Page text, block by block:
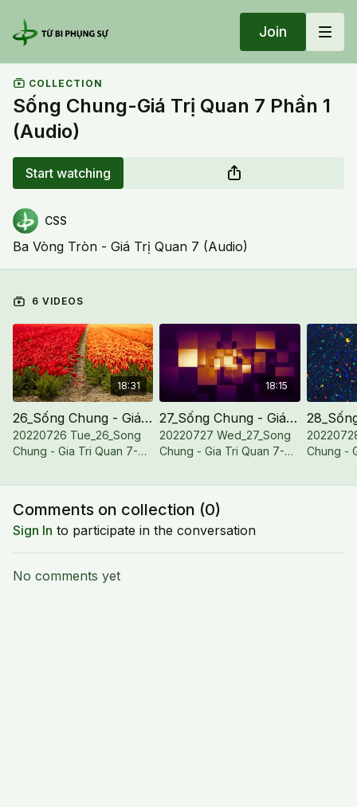
Join
COLLECTION
Sống Chung-Giá Trị Quan 7 Phần 1
(Audio)
Start watching
CSS
Ba Vòng Tròn - Giá Trị Quan 7 (Audio)
6 VIDEOS
18:31
26_Sống Chung - Giá Trị Quan 7-1 (Audio)
20220726 Tue_26_Song
Chung - Gia Tri Quan 7-
18:15
27_Sống Chung - Giá Trị Quan 7-2 (Audio)
20220727 Wed_27_Song
Chung - Gia Tri Quan 7-
Chung -
Comments on collection (0)
Sign In to participate in the conversation
No comments yet